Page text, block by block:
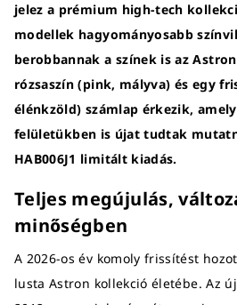
jelez a prémium high-tech
modellek hagyományosabb
berobbannak a színek is az
rózsaszín (pink, mályva) és egy
élénkzöld) számlap érkezik,
felületükben is újat tudtak
HAB006J1 limitált kiadás.
Teljes megújulás,
minőségben
A 2026-os év komoly frissítést
lusta Astron kollekció életébe. Az